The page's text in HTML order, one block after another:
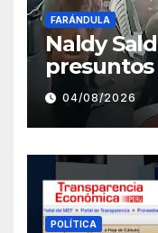
FARÁNDULA
Naldy
indebidos
de La
04/08/2026
POLÍTICA